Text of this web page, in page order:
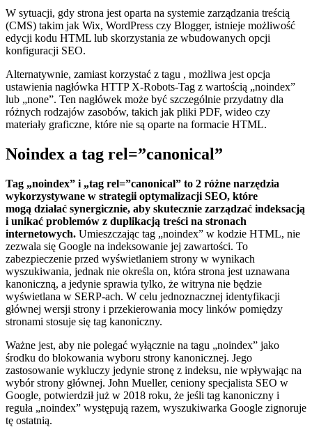
W sytuacji, gdy strona jest oparta na systemie zarządzania treścią
(CMS) takim jak Wix, WordPress czy Blogger, istnieje możliwość
edycji kodu HTML lub skorzystania ze wbudowanych opcji
konfiguracji SEO.
Alternatywnie, zamiast korzystać z tagu , możliwa jest opcja
ustawienia nagłówka HTTP X-Robots-Tag z wartością „noindex”
lub „none”. Ten nagłówek może być szczególnie przydatny dla
różnych rodzajów zasobów, takich jak pliki PDF, wideo czy
materiały graficzne, które nie są oparte na formacie HTML.
Noindex a tag rel=”canonical”
Tag „noindex” i „tag rel=”canonical” to 2 różne narzędzia
wykorzystywane w strategii optymalizacji SEO, które
mogą działać synergicznie, aby skutecznie zarządzać indeksacją
i unikać problemów z duplikacją treści na stronach
internetowych. Umieszczając tag „noindex” w kodzie HTML, nie
zezwala się Google na indeksowanie jej zawartości. To
zabezpieczenie przed wyświetlaniem strony w wynikach
wyszukiwania, jednak nie określa on, która strona jest uznawana
kanoniczną, a jedynie sprawia tylko, że witryna nie będzie
wyświetlana w SERP-ach. W celu jednoznacznej identyfikacji
głównej wersji strony i przekierowania mocy linków pomiędzy
stronami stosuje się tag kanoniczny.
Ważne jest, aby nie polegać wyłącznie na tagu „noindex” jako
środku do blokowania wyboru strony kanonicznej. Jego
zastosowanie wykluczy jedynie stronę z indeksu, nie wpływając na
wybór strony głównej. John Mueller, ceniony specjalista SEO w
Google, potwierdził już w 2018 roku, że jeśli tag kanoniczny i
reguła „noindex” występują razem, wyszukiwarka Google zignoruje
tę ostatnią.